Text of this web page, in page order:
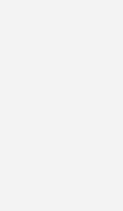
erhöht,
zur
Entspannung bei
ausgehen. In
kritischen